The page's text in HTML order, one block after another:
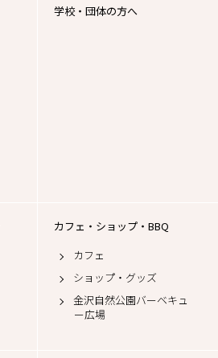
学校・団体の方へ
カフェ・ショップ・BBQ
カフェ
ショップ・グッズ
金沢自然公園バーベキュ
ー広場